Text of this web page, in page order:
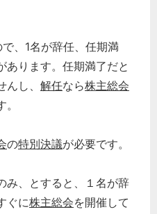
、1名が辞任、任期満
あります。任期満了だと
し、 解任なら株主総会
の特別決議が必要です。
み、とすると、１名が辞
ぐに株主総会を開催して